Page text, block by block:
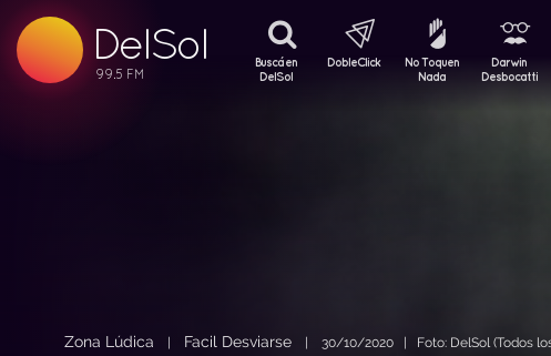
DelSol
99.5 FM
Buscá en
DelSol
DobleClick
No Toquen
Nada
Darwin
Desbocatti
Zona Lúdica | Facil Desviarse | 30/10/2020 | Foto: DelSol (Todos